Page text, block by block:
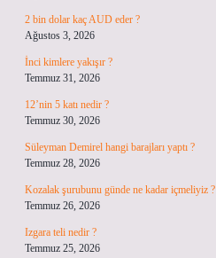
2 bin dolar kaç AUD eder ?
Ağustos 3, 2026
İnci kimlere yakışır ?
Temmuz 31, 2026
12’nin 5 katı nedir ?
Temmuz 30, 2026
Süleyman Demirel hangi barajları yaptı ?
Temmuz 28, 2026
Kozalak şurubunu günde ne kadar içmeliyiz ?
Temmuz 26, 2026
Izgara teli nedir ?
Temmuz 25, 2026